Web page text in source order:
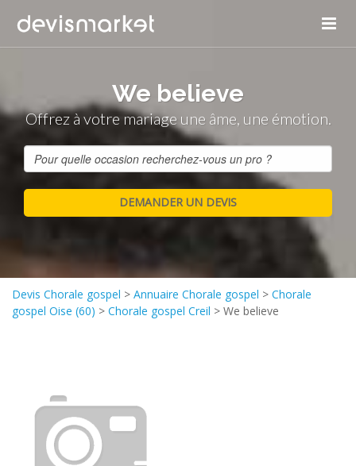
We believe
Offrez à votre mariage une âme, une émotion.
Devis Chorale gospel > Annuaire Chorale gospel > Chorale
gospel Oise (60) > Chorale gospel Creil > We believe